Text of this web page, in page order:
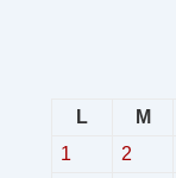
L
M
1
2